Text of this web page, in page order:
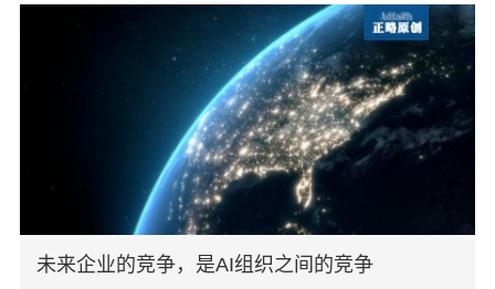
未来企业的竞争，是AI组织之间的竞争